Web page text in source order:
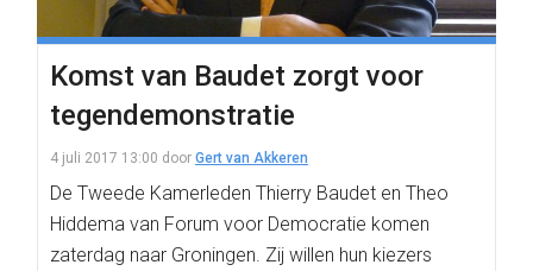
Komst van Baudet zorgt voor
tegendemonstratie
4 juli 2017 13:00 door Gert van Akkeren
De Tweede Kamerleden Thierry Baudet en Theo
Hiddema van Forum voor Democratie komen
zaterdag naar Groningen. Zij willen hun kiezers